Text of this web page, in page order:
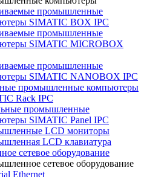
промышленные
SIMATIC BOX IPC
промышленные
SIMATIC MICROBOX
промышленные
SIMATIC NANOBOX IPC
промышленные компьютеры
Rack IPC
промышленные
SIMATIC Panel IPC
LCD мониторы
LCD клавиатура
сетевое оборудование
сетевое оборудование
Ethernet